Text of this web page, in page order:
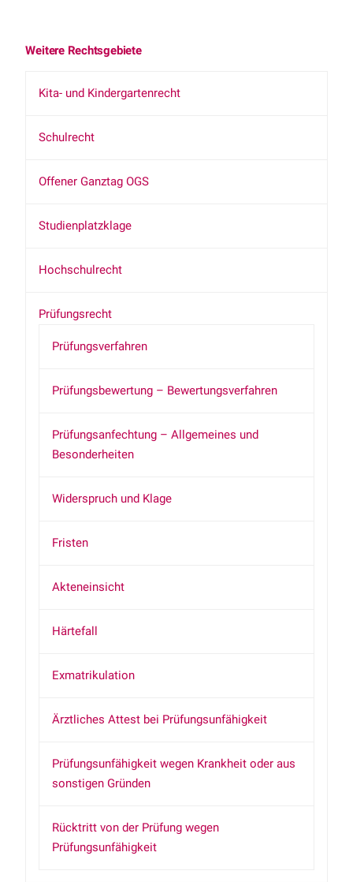
Weitere Rechtsgebiete
Kita- und Kindergartenrecht
Schulrecht
Offener Ganztag OGS
Studienplatzklage
Hochschulrecht
Prüfungsrecht
Prüfungsverfahren
Prüfungsbewertung – Bewertungsverfahren
Prüfungsanfechtung – Allgemeines und
Besonderheiten
Widerspruch und Klage
Fristen
Akteneinsicht
Härtefall
Exmatrikulation
Ärztliches Attest bei Prüfungsunfähigkeit
Prüfungsunfähigkeit wegen Krankheit oder aus
sonstigen Gründen
Rücktritt von der Prüfung wegen
Prüfungsunfähigkeit